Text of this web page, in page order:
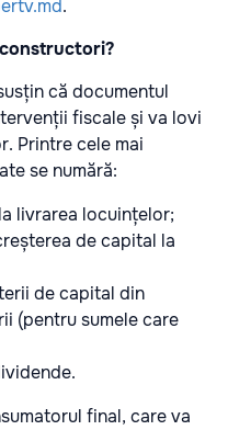
.
că documentul
fiscale și va lovi
Printre cele mai
se numără:
livrarea locuințelor;
de capital la
de capital din
(pentru sumele care
final, care va